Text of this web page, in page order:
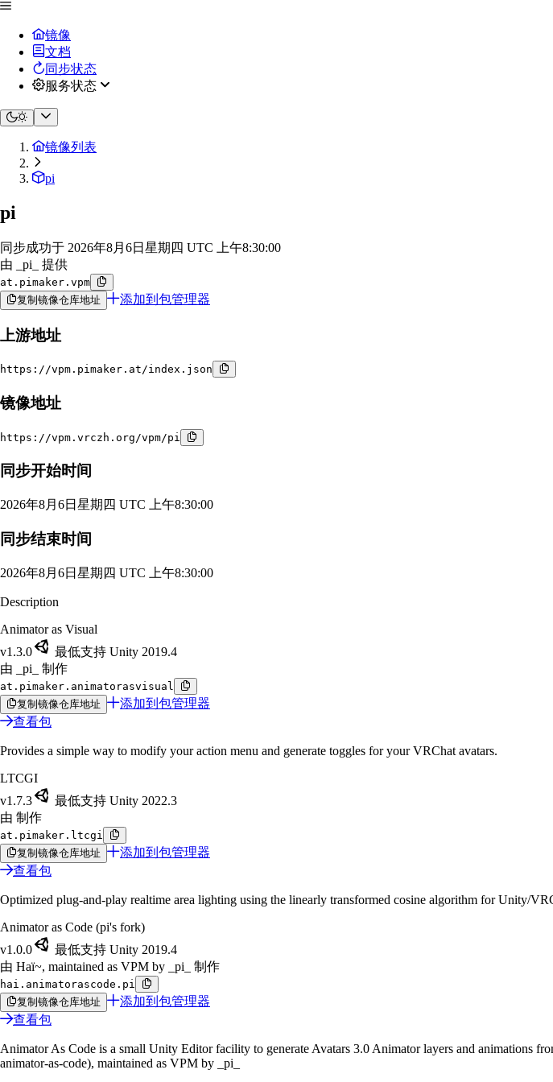
镜像
文档
同步状态
服务状态
镜像列表
pi
pi
同步成功于 2026年8月6日星期四 UTC 上午8:30:00
由 _pi_ 提供
at.pimaker.vpm
复制镜像仓库地址
添加到包管理器
上游地址
https://vpm.pimaker.at/index.json
镜像地址
https://vpm.vrczh.org/vpm/pi
同步开始时间
2026年8月6日星期四 UTC 上午8:30:00
同步结束时间
2026年8月6日星期四 UTC 上午8:30:00
Description
Animator as Visual
v1.3.0
最低支持 Unity 2019.4
由 _pi_ 制作
at.pimaker.animatorasvisual
复制镜像仓库地址
添加到包管理器
查看包
Provides a simple way to modify your action menu and generate toggles for your VRChat avatars.
LTCGI
v1.7.3
最低支持 Unity 2022.3
由 制作
at.pimaker.ltcgi
复制镜像仓库地址
添加到包管理器
查看包
Optimized plug-and-play realtime area lighting using the linearly transformed cosine algorithm for Unity/
Animator as Code (pi's fork)
v1.0.0
最低支持 Unity 2019.4
由 Haï~, maintained as VPM by _pi_ 制作
hai.animatorascode.pi
复制镜像仓库地址
添加到包管理器
查看包
Animator As Code is a small Unity Editor facility to generate Avatars 3.0 Animator layers and animations
animator-as-code), maintained as VPM by _pi_